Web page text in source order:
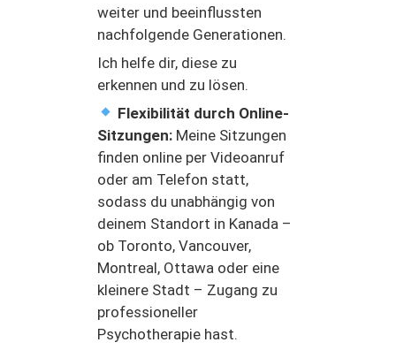
weiter und beeinflussten
nachfolgende Generationen.
Ich helfe dir, diese zu
erkennen und zu lösen.
Flexibilität durch Online-
Sitzungen: Meine Sitzungen
finden online per Videoanruf
oder am Telefon statt,
sodass du unabhängig von
deinem Standort in Kanada –
ob Toronto, Vancouver,
Montreal, Ottawa oder eine
kleinere Stadt – Zugang zu
professioneller
Psychotherapie hast.